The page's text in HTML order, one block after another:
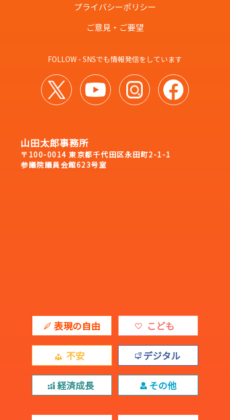
プライバシーポリシー
ご意見・ご要望
FOLLOW - SNSでも情報発信をしています
山田太郎事務所
〒100-0014 東京都千代田区永田町2-1-1
参議院議員会館623号室
表現の自由 こども
不安 デジタル
経済成長 その他